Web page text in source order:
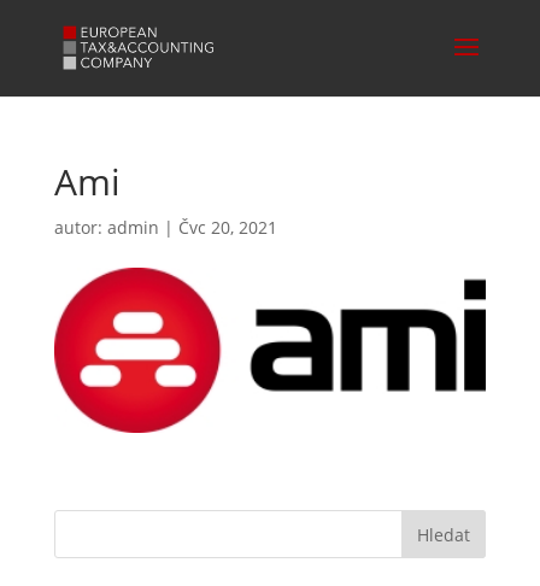
Ami
autor: admin | Čvc 20, 2021